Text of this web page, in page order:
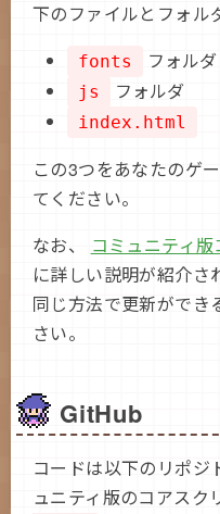
下のファイルとフォル
fonts フォルダ
js フォルダ
index.html
この3つをあなたのゲ
てください。
なお、
コミュニティ
に詳しい説明が紹介さ
同じ方法で更新ができ
さい。
GitHub
コードは以下のリポジ
ュニティ版のコアスク